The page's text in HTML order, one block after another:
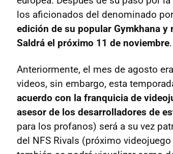
los aficionados del denominado
edición de su popular Gymkhana
Saldrá el próximo 11 de noviembre.
Anteriormente, el mes de agosto
videos, sin embargo, esta
acuerdo con la franquicia de
asesor de los desarrolladores de
para los profanos) será a su vez
del NFS Rivals (próximo